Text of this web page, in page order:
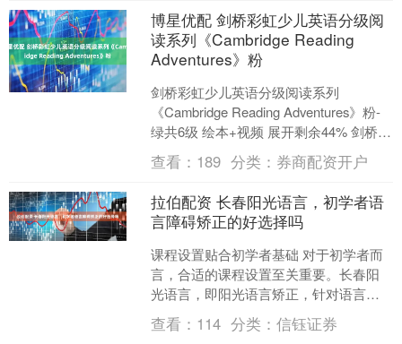
博星优配 剑桥彩虹少儿英语分级阅
读系列《Cambridge Reading
Adventures》粉
剑桥彩虹少儿英语分级阅读系列
《Cambridge Reading Adventures》粉-
绿共6级 绘本+视频 展开剩余44% 剑桥彩
虹少儿英语分级阅读系列《....
查看： 189 分类： 券商配资开户
拉伯配资 长春阳光语言，初学者语
言障碍矫正的好选择吗
课程设置贴合初学者基础 对于初学者而
言，合适的课程设置至关重要。长春阳
光语言，即阳光语言矫正，针对语言障
碍初学者设计了系统且循序渐进的课
程。以发音不准的初学者为....
查看： 114 分类：信钰证券